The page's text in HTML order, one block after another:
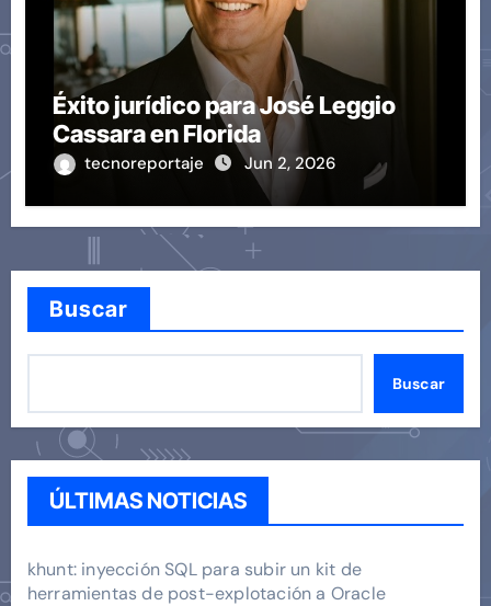
Éxito jurídico para José Leggio
Cassara en Florida
tecnoreportaje Jun 2, 2026
Buscar
Buscar
ÚLTIMAS NOTICIAS
khunt: inyección SQL para subir un kit de
herramientas de post-explotación a Oracle